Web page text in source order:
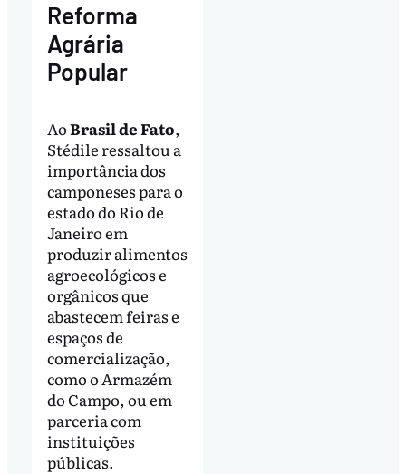
Reforma
Agrária
Popular
AoBrasil de Fato,
Stédile ressaltou a
importância dos
camponeses para o
estado do Rio de
Janeiro em
produzir alimentos
agroecológicos e
orgânicos que
abastecem feiras e
espaços de
comercialização,
como o Armazém
do Campo, ou em
parceria com
instituições
públicas.